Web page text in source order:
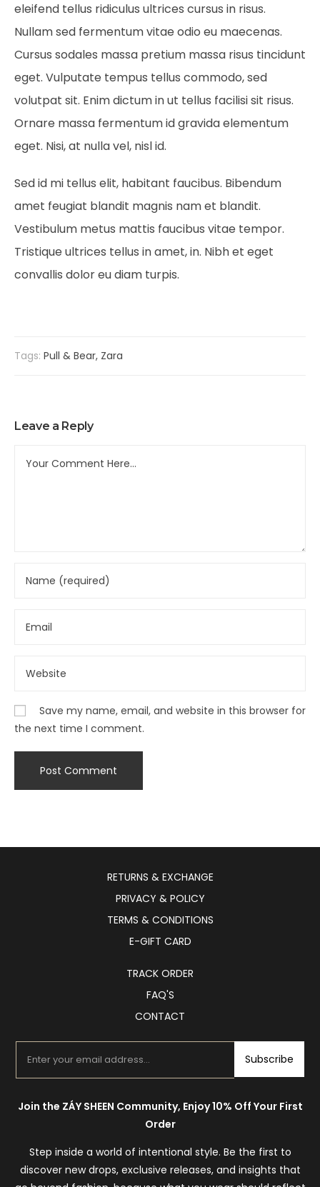
eleifend tellus ridiculus ultrices cursus in risus.
Nullam sed fermentum vitae odio eu maecenas.
Cursus sodales massa pretium massa risus tincidunt
eget. Vulputate tempus tellus commodo, sed
volutpat sit. Enim dictum in ut tellus facilisi sit risus.
Ornare massa fermentum id gravida elementum
eget. Nisi, at nulla vel, nisl id.
Sed id mi tellus elit, habitant faucibus. Bibendum
amet feugiat blandit magnis nam et blandit.
Vestibulum metus mattis faucibus vitae tempor.
Tristique ultrices tellus in amet, in. Nibh et eget
convallis dolor eu diam turpis.
Tags: Pull & Bear, Zara
Leave a Reply
Save my name, email, and website in this browser for
the next time I comment.
RETURNS & EXCHANGE
PRIVACY & POLICY
TERMS & CONDITIONS
E-GIFT CARD
TRACK ORDER
FAQ'S
CONTACT
Subscribe
Join the ZÁY SHEEN Community, Enjoy 10% Off Your First
Order
Step inside a world of intentional style. Be the first to
discover new drops, exclusive releases, and insights that